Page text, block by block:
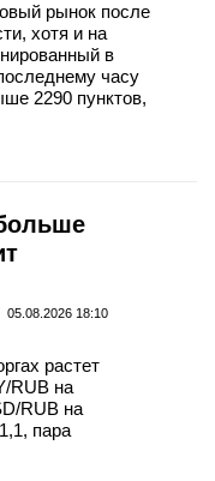
рынок после
хотя и на
в
часу
2290 пунктов,
05.08.2026 18:10
растет
RUB на
RUB на
пара